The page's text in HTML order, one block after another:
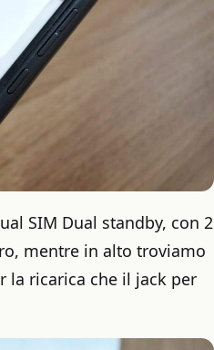
SIM Dual standby, con 2
mentre in alto troviamo
la ricarica che il jack per